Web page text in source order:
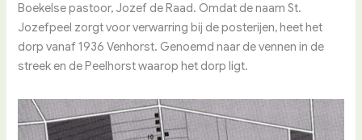
Boekelse pastoor, Jozef de Raad. Omdat de naam St.
Jozefpeel zorgt voor verwarring bij de posterijen, heet het
dorp vanaf 1936 Venhorst. Genoemd naar de vennen in de
streek en de Peelhorst waarop het dorp ligt.